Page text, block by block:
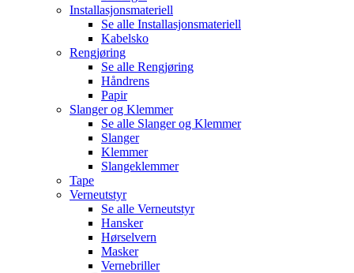
Installasjonsmateriell
Se alle Installasjonsmateriell
Kabelsko
Rengjøring
Se alle Rengjøring
Håndrens
Papir
Slanger og Klemmer
Se alle Slanger og Klemmer
Slanger
Klemmer
Slangeklemmer
Tape
Verneutstyr
Se alle Verneutstyr
Hansker
Hørselvern
Masker
Vernebriller